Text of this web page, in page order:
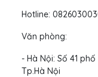
Hotline:
Văn phòng:
- Hà Nội: Số 41
Tp.Hà Nội